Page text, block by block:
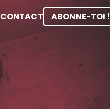
CONTACT ABONNE-TOI !